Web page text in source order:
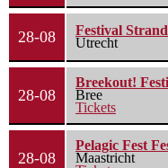
28-08
Festival
Utrecht
28-08
Breekout!
Bree
Tickets
28-08
Pelagic Fest
Maastricht